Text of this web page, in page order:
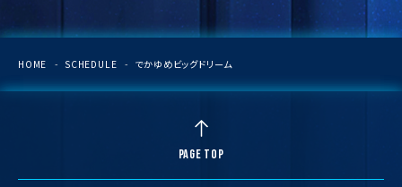
HOME SCHEDULE でかゆめビッグドリーム
PAGE TOP